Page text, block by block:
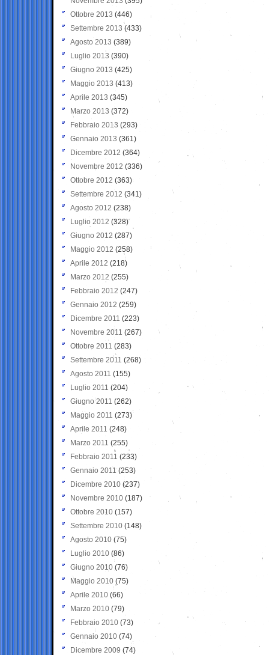
Ottobre 2013 (446)
Settembre 2013 (433)
Agosto 2013 (389)
Luglio 2013 (390)
Giugno 2013 (425)
Maggio 2013 (413)
Aprile 2013 (345)
Marzo 2013 (372)
Febbraio 2013 (293)
Gennaio 2013 (361)
Dicembre 2012 (364)
Novembre 2012 (336)
Ottobre 2012 (363)
Settembre 2012 (341)
Agosto 2012 (238)
Luglio 2012 (328)
Giugno 2012 (287)
Maggio 2012 (258)
Aprile 2012 (218)
Marzo 2012 (255)
Febbraio 2012 (247)
Gennaio 2012 (259)
Dicembre 2011 (223)
Novembre 2011 (267)
Ottobre 2011 (283)
Settembre 2011 (268)
Agosto 2011 (155)
Luglio 2011 (204)
Giugno 2011 (262)
Maggio 2011 (273)
Aprile 2011 (248)
Marzo 2011 (255)
Febbraio 2011 (233)
Gennaio 2011 (253)
Dicembre 2010 (237)
Novembre 2010 (187)
Ottobre 2010 (157)
Settembre 2010 (148)
Agosto 2010 (75)
Luglio 2010 (86)
Giugno 2010 (76)
Maggio 2010 (75)
Aprile 2010 (66)
Marzo 2010 (79)
Febbraio 2010 (73)
Gennaio 2010 (74)
Dicembre 2009 (74)